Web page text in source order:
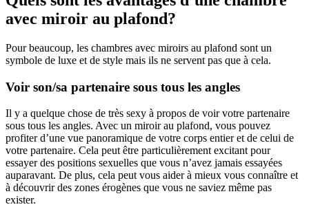
avec miroir au plafond?
Pour beaucoup, les chambres avec miroirs au plafond sont un
symbole de luxe et de style mais ils ne servent pas que à cela.
Voir son/sa partenaire sous tous les angles
Il y a quelque chose de très sexy à propos de voir votre partenaire
sous tous les angles. Avec un miroir au plafond, vous pouvez
profiter d’une vue panoramique de votre corps entier et de celui de
votre partenaire. Cela peut être particulièrement excitant pour
essayer des positions sexuelles que vous n’avez jamais essayées
auparavant. De plus, cela peut vous aider à mieux vous connaître et
à découvrir des zones érogènes que vous ne saviez même pas
exister.